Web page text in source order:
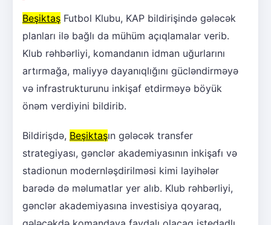
Beşiktaş Futbol Klubu, KAP bildirişində gələcək
planları ilə bağlı da mühüm açıqlamalar verib.
Klub rəhbərliyi, komandanın idman uğurlarını
artırmağa, maliyyə dayanıqlığını gücləndirməyə
və infrastrukturunu inkişaf etdirməyə böyük
önəm verdiyini bildirib.
Bildirişdə, Beşiktaşın gələcək transfer
strategiyası, gənclər akademiyasının inkişafı və
stadionun modernləşdirilməsi kimi layihələr
barədə də məlumatlar yer alıb. Klub rəhbərliyi,
gənclər akademiyasına investisiya qoyaraq,